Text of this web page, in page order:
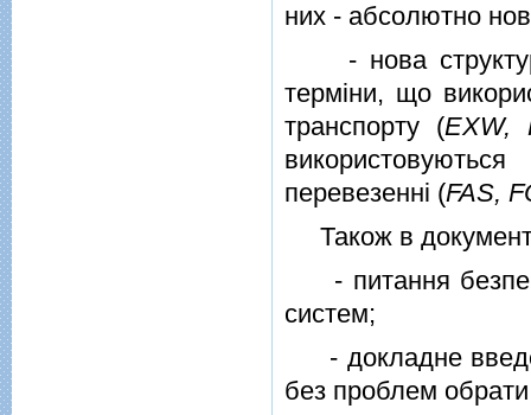
них - абсолютно
- нова
термiни, що
транспорту (EXW,
перевезеннi (FAS,
Також в
- питання
систем;
- докладне
без проблем